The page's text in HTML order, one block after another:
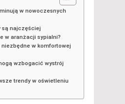
w nowoczesnych
są najczęściej
w aranżacji sypialni?
w komfortowej
wzbogacić wystrój
trendy w oświetleniu